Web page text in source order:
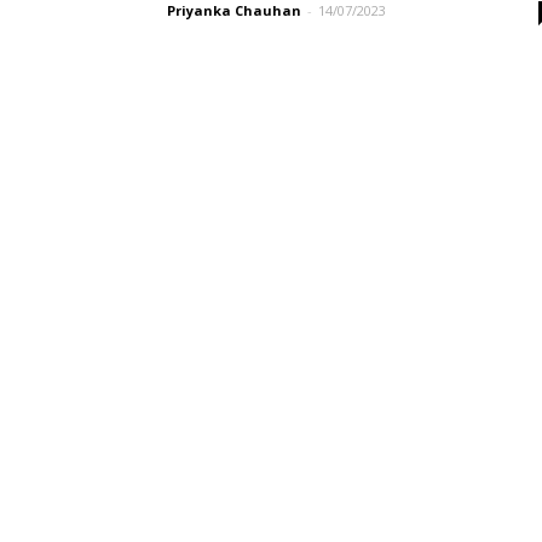
Priyanka Chauhan - 14/07/2023